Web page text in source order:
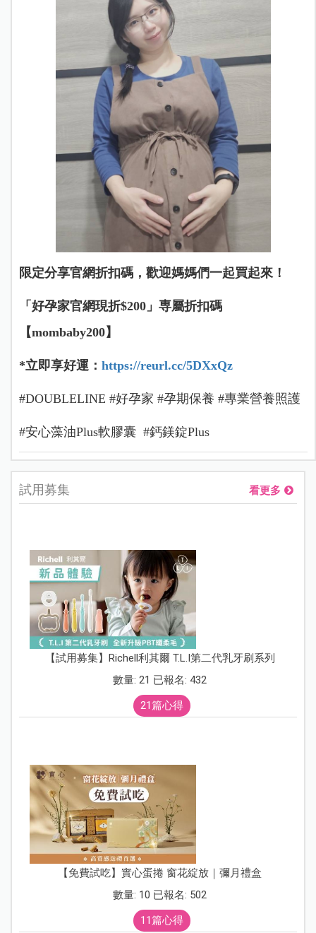
限定分享官網折扣碼，歡迎媽媽們一起買起來！
「好孕家官網現折$200」専屬折扣碼
【mombaby200】
*立即享好運： https://reurl.cc/5DXxQz
#DOUBLELINE #好孕家 #孕期保養 #專業營養照護
#安心藻油Plus軟膠囊 #鈣鎂錠Plus
試用募集 看更多
【試用募集】Richell利其爾 T.L.I第二代乳牙刷系列
數量: 21 已報名: 432
21篇心得
【免費試吃】實心蛋捲 窗花綻放｜彌月禮盒
數量: 10 已報名: 502
11篇心得